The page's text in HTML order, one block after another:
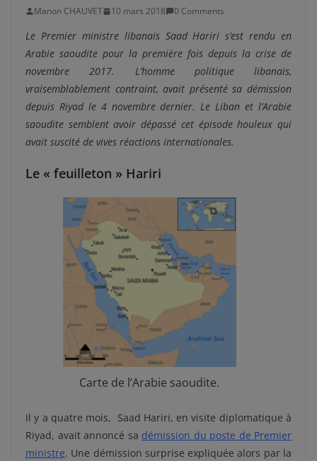
Manon CHAUVET 10 mars 2018 0 Comments
Le Premier ministre libanais Saad Hariri s’est rendu en
Arabie saoudite pour la première fois depuis la crise de
novembre 2017. L’homme politique libanais,
vraisemblablement contraint, avait présenté sa démission
depuis Riyad le 4 novembre dernier. Le Liban et l’Arabie
saoudite semblent avoir dépassé cet épisode houleux qui
avait suscité de vives réactions internationales.
Le « feuilleton » Hariri
Carte de l’Arabie saoudite.
Il y a quatre mois, Saad Hariri, en visite diplomatique à
Riyad, avait annoncé sa démission du poste de Premier
ministre. Une démission surprise expliquée alors par la